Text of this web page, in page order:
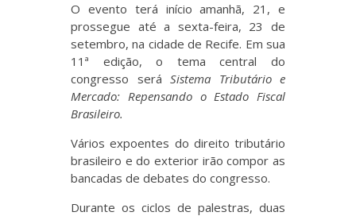
O evento terá início amanhã, 21, e
prossegue até a sexta-feira, 23 de
setembro, na cidade de Recife. Em sua
11ª edição, o tema central do
congresso será Sistema Tributário e
Mercado: Repensando o Estado Fiscal
Brasileiro.
Vários expoentes do direito tributário
brasileiro e do exterior irão compor as
bancadas de debates do congresso.
Durante os ciclos de palestras, duas